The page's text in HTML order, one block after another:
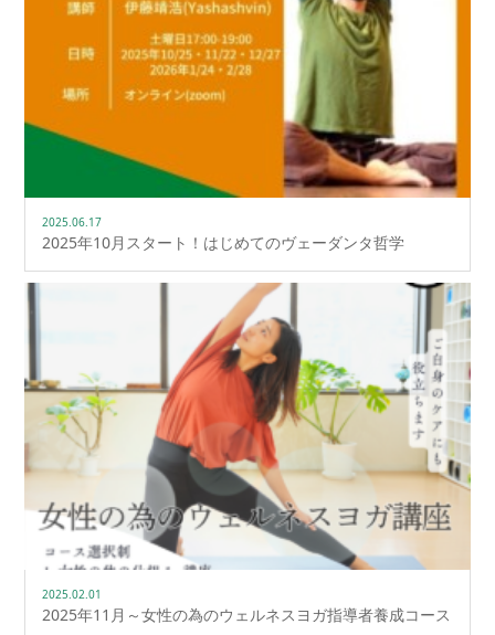
2025.06.17
2025年10月スタート！はじめてのヴェーダンタ哲学
2025.02.01
2025年11月～女性の為のウェルネスヨガ指導者養成コース